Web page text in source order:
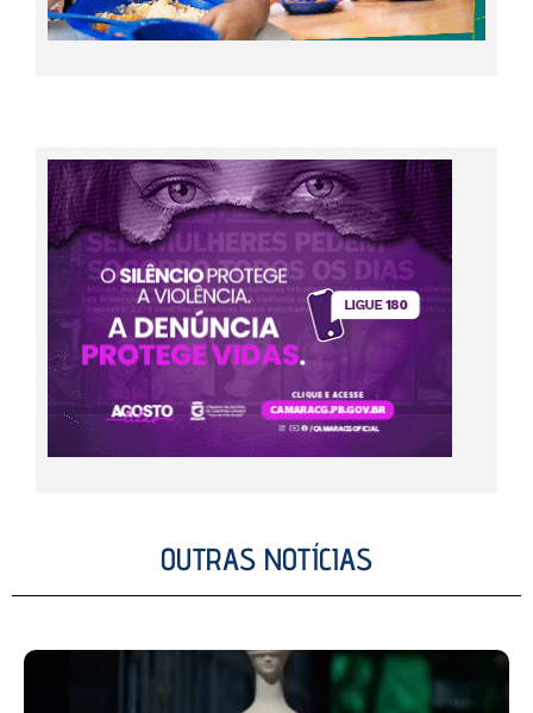
OUTRAS NOTÍCIAS